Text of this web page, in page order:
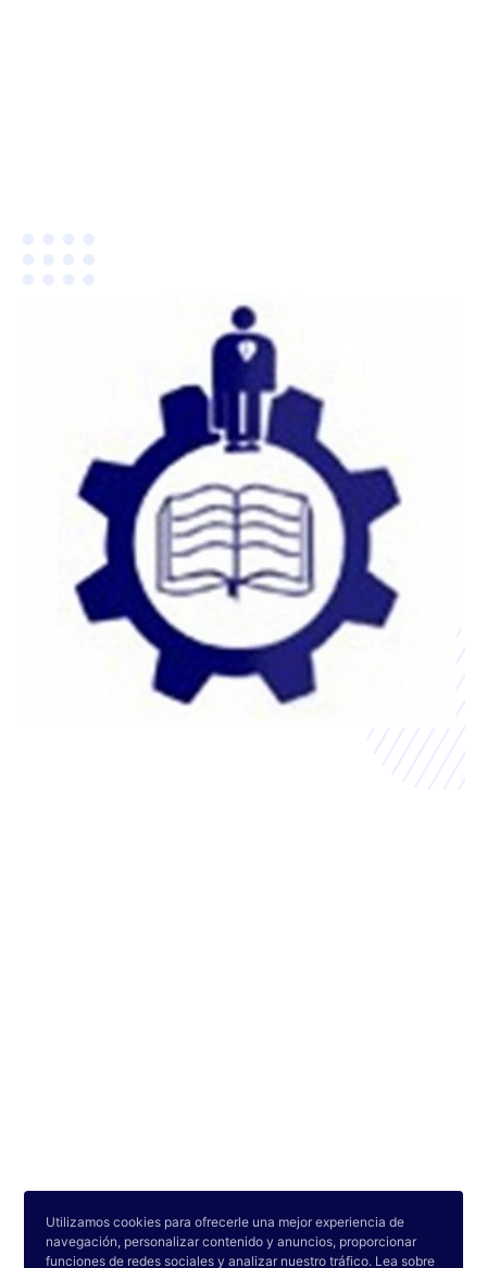
Países • Universidades • Carreras
Utilizamos cookies para ofrecerle una mejor experiencia de
navegación, personalizar contenido y anuncios, proporcionar
funciones de redes sociales y analizar nuestro tráfico. Lea sobre